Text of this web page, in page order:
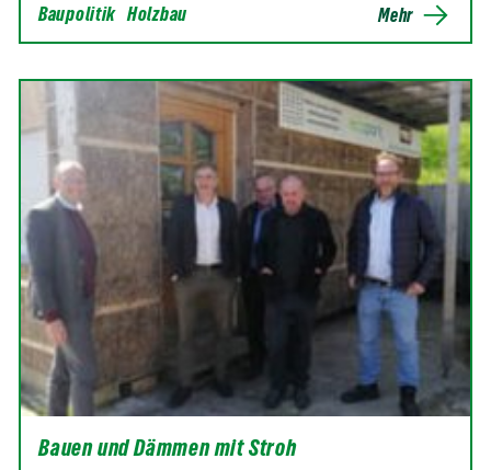
Baupolitik Holzbau Mehr
Bauen und Dämmen mit Stroh